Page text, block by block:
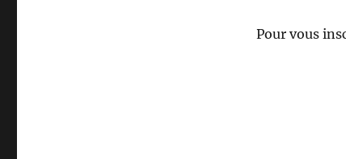
Pour vous